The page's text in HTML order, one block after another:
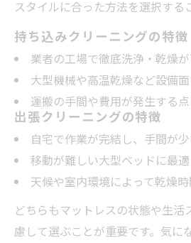
スタイルに合った方法を選択する
持ち込みクリーニングの特徴
業者の工場で徹底洗浄・乾燥
大型機械や高温乾燥など設備
運搬の手間や費用が発生する
出張クリーニングの特徴
自宅で作業が完結し、手間が
移動が難しい大型ベッドに最適
天候や室内環境によって乾燥
どちらもマットレスの状態や生活
慮して選ぶことが重要です。気に